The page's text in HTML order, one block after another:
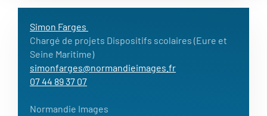
Simon Farges
Chargé de projets Dispositifs scolaires (Eure et
Seine Maritime)
simonfarges@normandieimages.fr
07 44 89 37 07
Normandie Images